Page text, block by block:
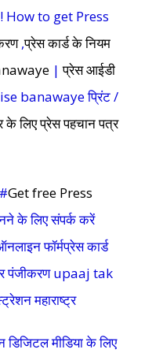
How to get Press
,प्रेस कार्ड के नियम
|प्रेस आईडी
banawaye प्रिंट /
के लिए प्रेस पहचान पत्र
#Get free Press
के लिए संपर्क करें
फॉर्मप्रेस कार्ड
पंजीकरण upaaj tak
महाराष्ट्र
डिजिटल मीडिया के लिए